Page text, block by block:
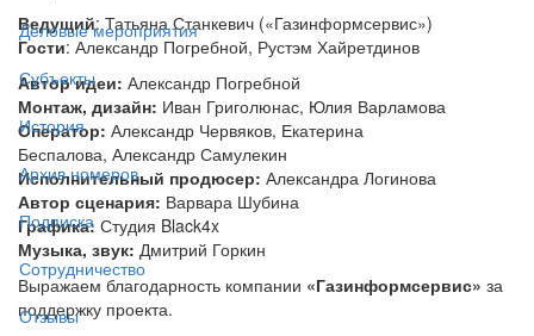
Деловые мероприятия
Субъекты
История
Архив номеров
Подписка
Сотрудничество
Отзывы
Ведущий: Татьяна Станкевич («Газинформсервис»)
Гости: Александр Погребной, Рустэм Хайретдинов
Автор идеи: Александр Погребной
Монтаж, дизайн: Иван Григолюнас, Юлия Варламова
Оператор: Александр Червяков, Екатерина
Беспалова, Александр Самулекин
Исполнительный продюсер: Александра Логинова
Автор сценария: Варвара Шубина
Графика: Студия Black4x
Музыка, звук: Дмитрий Горкин
Выражаем благодарность компании «Газинформсервис» за
поддержку проекта.